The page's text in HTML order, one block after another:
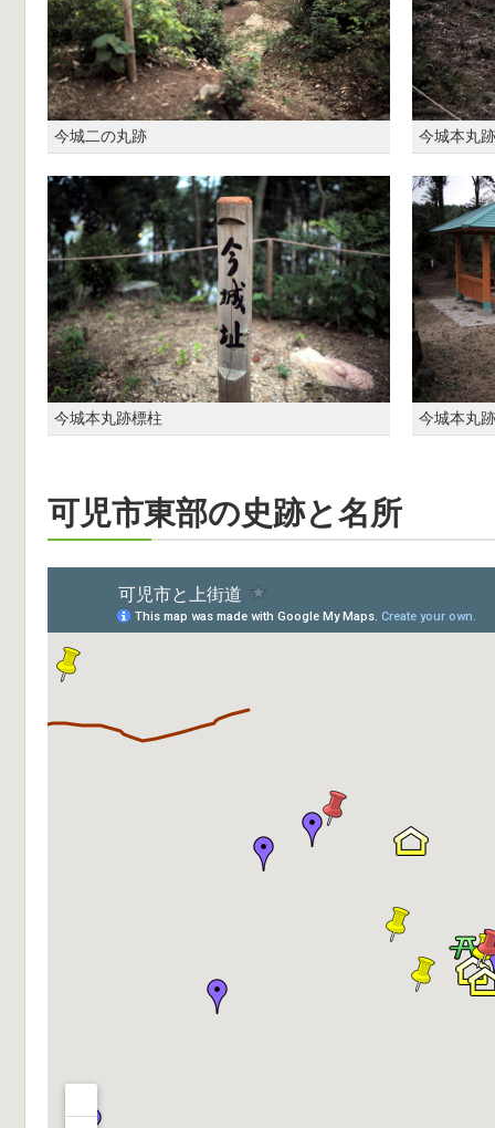
今城二の丸跡 今城本丸跡
今城本丸跡標柱 今城本丸跡
可児市東部の史跡と名所